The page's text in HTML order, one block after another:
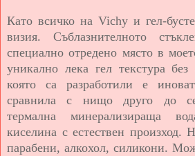
Като всичко на Vichy и гел-
визия. Съблазнителното
специално отредено място в
уникално лека гел текстура
която са разработили е
сравнила с нищо друго до
термална минерализираща
киселина с естествен
парабени, алкохол, силикони.